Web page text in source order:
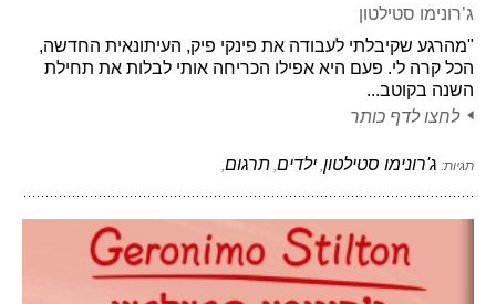
ג’רונימו סטילטון
"מהרגע שקיבלתי לעבודה את פינקי פיק, העיתונאית החדשה,
הכל קרה לי. פעם היא אפילו הכריחה אותי לבלות את תחילת
השנה בקוטב...
לחצו לדף כותר
תגיות: ג'רונימו סטילטון ילדים תרגום